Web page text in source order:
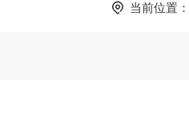
当前位置：